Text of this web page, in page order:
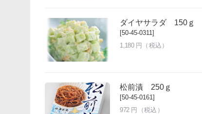
ダイヤサラダ 150ｇ
[50-45-0311]
1,180 円（税込）
松前漬 250ｇ
[50-45-0161]
972 円（税込）